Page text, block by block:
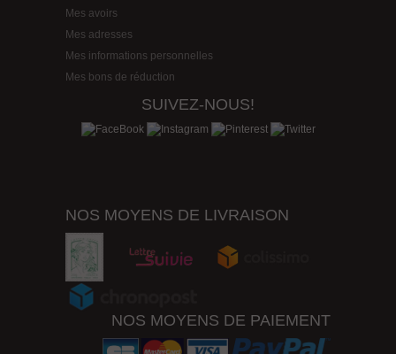
Mes avoirs
Mes adresses
Mes informations personnelles
Mes bons de réduction
SUIVEZ-NOUS!
NOS MOYENS DE LIVRAISON
NOS MOYENS DE PAIEMENT